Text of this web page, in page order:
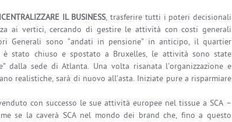
IL BUSINESS, trasferire tutti i poteri decisionali
ai vertici, cercando di gestire le attività con costi generali
Generali sono “andati in pensione” in anticipo, il quartier
stato chiuso e spostato a Bruxelles, le attività sono state
dalla sede di Atlanta. Una volta risanata l'organizzazione e
realistiche, sarà di nuovo all’asta. Iniziate pure a risparmiare
con successo le sue attività europee nel tissue a SCA –
se la caverà SCA nel mondo dei brand che, fino a questo